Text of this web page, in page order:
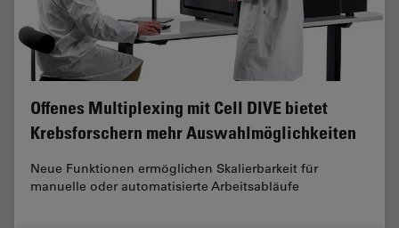
Offenes Multiplexing mit Cell DIVE bietet
Krebsforschern mehr Auswahlmöglichkeiten
Neue Funktionen ermöglichen Skalierbarkeit für
manuelle oder automatisierte Arbeitsabläufe